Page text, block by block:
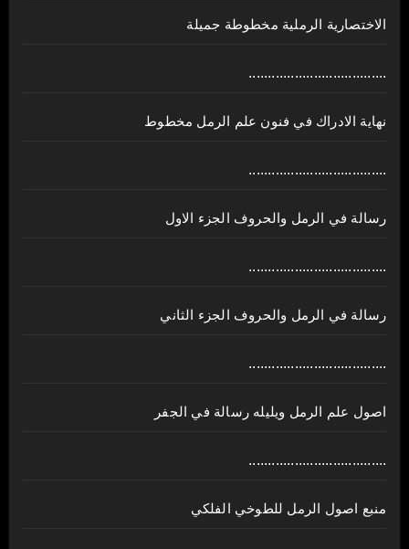
الاختصارية الرملية مخطوطة جميلة
....................................
نهاية الادراك في فنون علم الرمل مخطوط
....................................
رسالة في الرمل والحروف الجزء الاول
....................................
رسالة في الرمل والحروف الجزء الثاني
....................................
اصول علم الرمل ويليله رسالة في الجفر
....................................
منبع اصول الرمل للطوخي الفلكي